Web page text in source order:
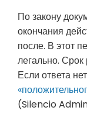
По закону
окончания
после. В этот
легально.
Если ответа
(Silencio